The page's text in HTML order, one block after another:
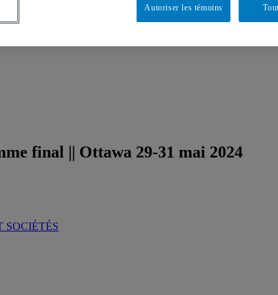
final || Ottawa 29-31 mai 2024
SOCIÉTÉS
Autoriser les témoins